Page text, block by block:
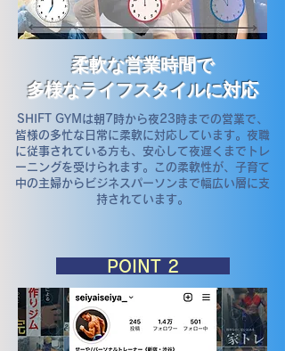
柔軟な営業時間で
多様なライフスタイルに対応
SHIFT GYMは朝7時から夜23時までの営業で、
皆様の多忙な日常に柔軟に対応しています。夜職
に従事されている方も、安心して夜遅くまでトレ
ーニングを受けられます。この柔軟性が、子育て
中の主婦からビジネスパーソンまで幅広い層に支
持されています。
​POINT 2